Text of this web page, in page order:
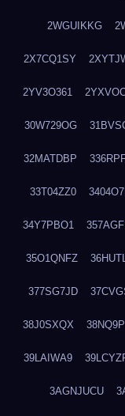
2WGUIKKG
2X7CQ1SY
2YV3O361
30W729OG
32MATDBP
33T04ZZ0
34Y7PBO1
35O1QNFZ
377SG7JD
38J0SXQX
39LAIWA9
3AGNJUCU